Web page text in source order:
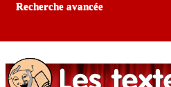
Recherche avancée